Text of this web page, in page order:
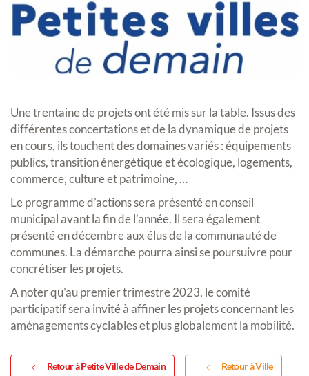
Une trentaine de projets ont été mis sur la table. Issus des
différentes concertations et de la dynamique de projets
en cours, ils touchent des domaines variés : équipements
publics, transition énergétique et écologique, logements,
commerce, culture et patrimoine, …
Le programme d’actions sera présenté en conseil
municipal avant la fin de l’année. Il sera également
présenté en décembre aux élus de la communauté de
communes. La démarche pourra ainsi se poursuivre pour
concrétiser les projets.
A noter qu’au premier trimestre 2023, le comité
participatif sera invité à affiner les projets concernant les
aménagements cyclables et plus globalement la mobilité.
Retour à Petite Ville de Demain Retour à Ville